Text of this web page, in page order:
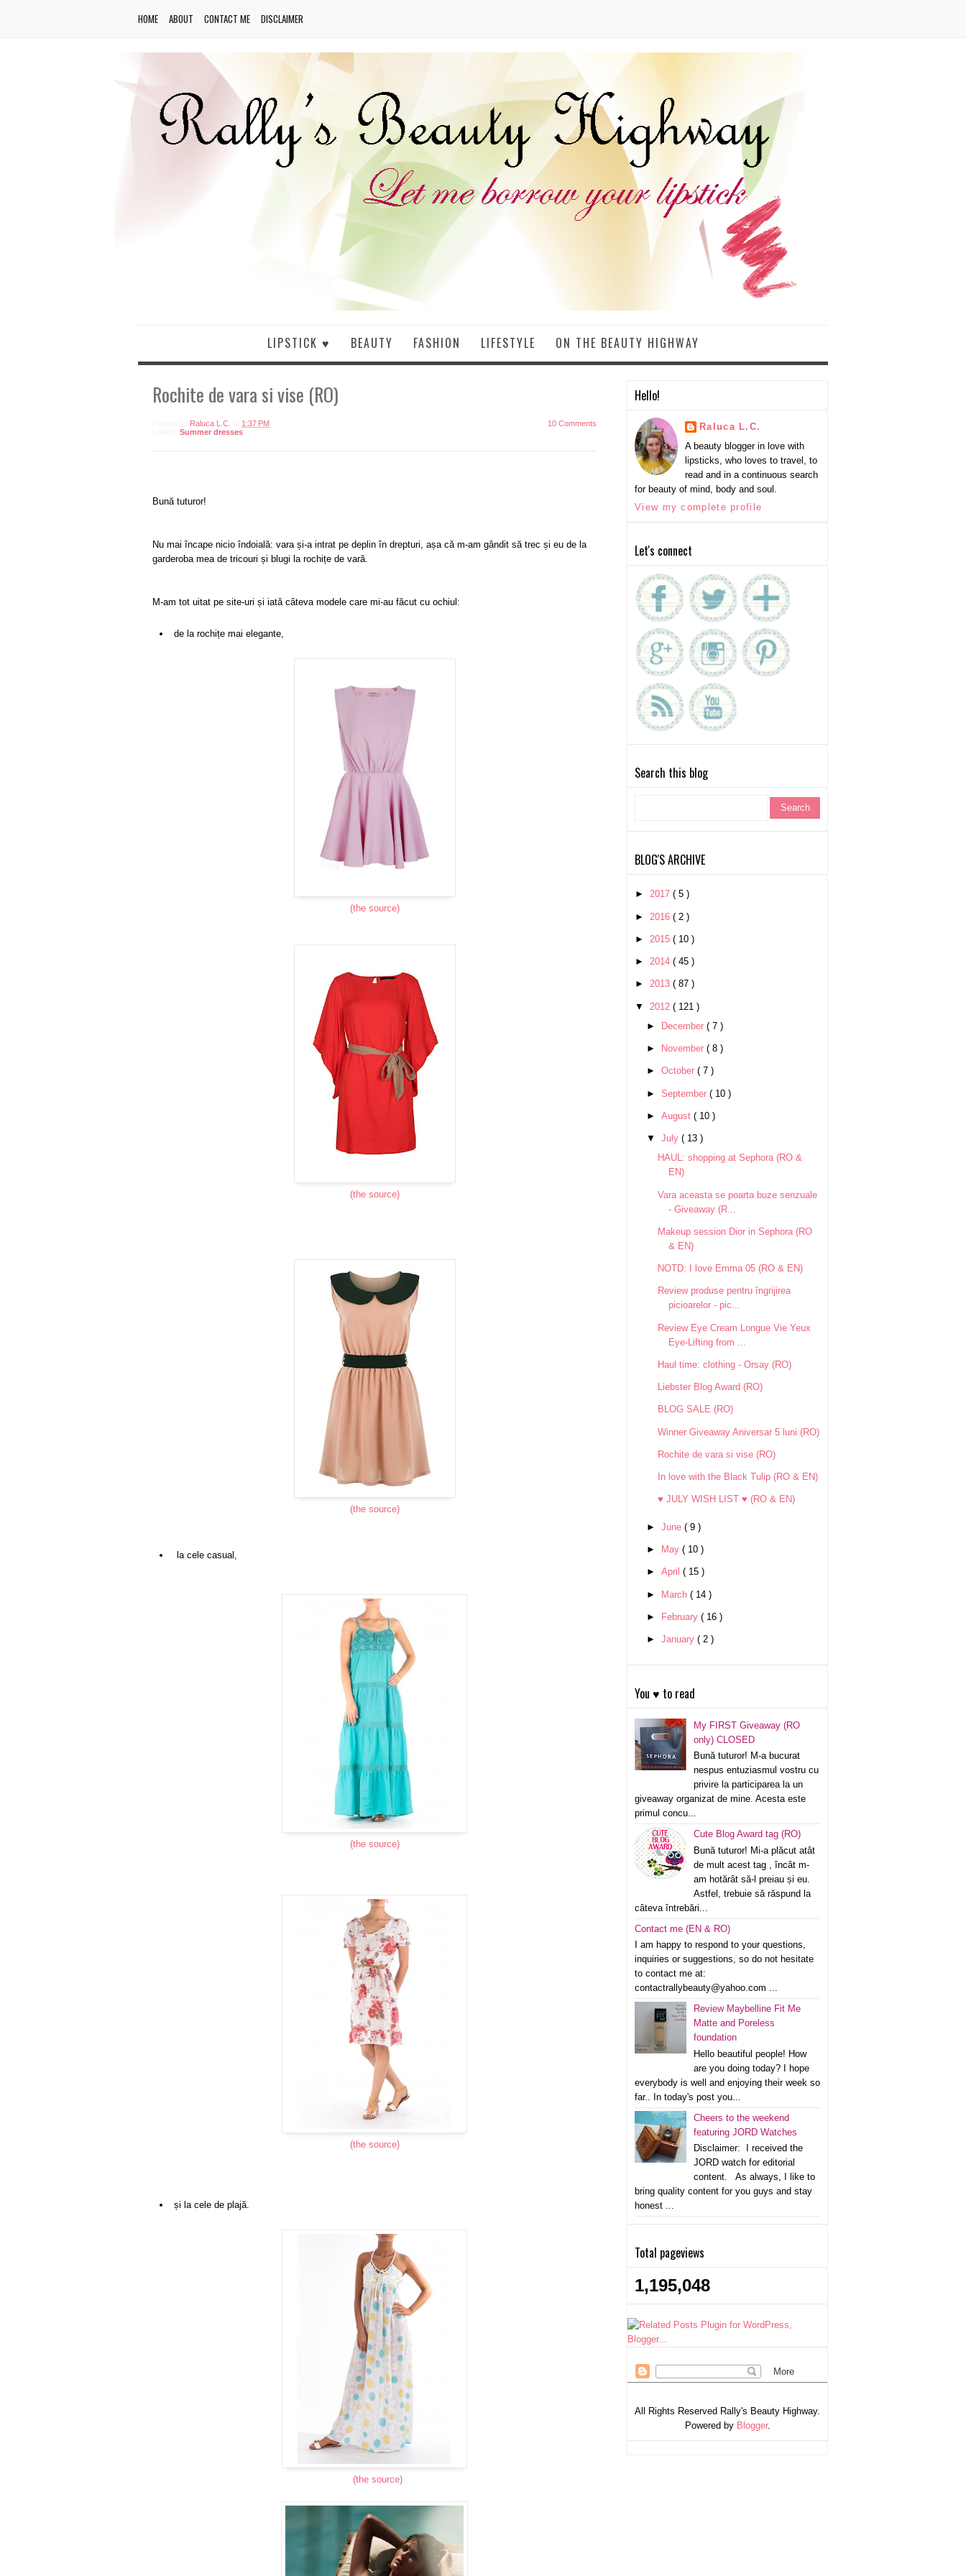
HOME ABOUT CONTACT ME DISCLAIMER
LIPSTICK ♥ BEAUTY FASHION LIFESTYLE ON THE BEAUTY HIGHWAY
Rochite de vara si vise (RO)
Raluca L.C. 1:37 PM
10 Comments
Summer dresses
Bună tuturor!
Nu mai încape nicio îndoială: vara și-a intrat pe deplin în drepturi, așa că m-am gândit să trec și eu de la
garderoba mea de tricouri și blugi la rochițe de vară.
M-am tot uitat pe site-uri și iată câteva modele care mi-au făcut cu ochiul:
de la rochițe mai elegante,
(the source)
(the source)
(the source)
la cele casual,
(the source)
(the source)
și la cele de plajă .
(the source)
Hello!
Raluca L.C.
A beauty blogger in love with
lipsticks, who loves to travel, to
read and in a continuous search
for beauty of mind, body and soul.
View my complete profile
Let's connect
Search this blog
BLOG'S ARCHIVE
► 2017 ( 5 )
► 2016 ( 2 )
► 2015 ( 10 )
► 2014 ( 45 )
► 2013 ( 87 )
▼ 2012 ( 121 )
►
December ( 7 )
► November ( 8 )
► October ( 7 )
► September ( 10 )
► August ( 10 )
▼ July ( 13 )
HAUL: shopping at Sephora (RO &
EN)
Vara aceasta se poarta buze senzuale
- Giveaway (R...
Makeup session Dior in Sephora (RO
& EN)
NOTD: I love Emma 05 (RO & EN)
Review produse pentru îngrijirea
picioarelor - pic...
Review Eye Cream Longue Vie Yeux
Eye-Lifting from ...
Haul time: clothing - Orsay (RO)
Liebster Blog Award (RO)
BLOG SALE (RO)
Winner Giveaway Aniversar 5 luni (RO)
Rochite de vara si vise (RO)
In love with the Black Tulip (RO & EN)
♥ JULY WISH LIST ♥ (RO & EN)
► June ( 9 )
► May ( 10 )
► April ( 15 )
► March ( 14 )
► February ( 16 )
► January ( 2 )
You ♥ to read
My FIRST Giveaway (RO
only) CLOSED
Bună tuturor! M-a bucurat
nespus entuziasmul vostru cu
privire la participarea la un
giveaway organizat de mine. Acesta este
primul concu...
Cute Blog Award tag (RO)
Bună tuturor! Mi-a plăcut atât
de mult acest tag , încât m-
am hotărât să-l preiau și eu.
Astfel, trebuie să răspund la
câteva întrebări...
Contact me (EN & RO)
I am happy to respond to your questions,
inquiries or suggestions, so do not hesitate
to contact me at:
contactrallybeauty@yahoo.com ...
Review Maybelline Fit Me
Matte and Poreless
foundation
Hello beautiful people! How
are you doing today? I hope
everybody is well and enjoying their week so
far.. In today's post you...
Cheers to the weekend
featuring JORD Watches
Disclaimer: I received the
JORD watch for editorial
content. As always, I like to
bring quality content for you guys and stay
honest ...
Total pageviews
1,195,048
All Rights Reserved Rally's Beauty Highway.
Powered by Blogger.